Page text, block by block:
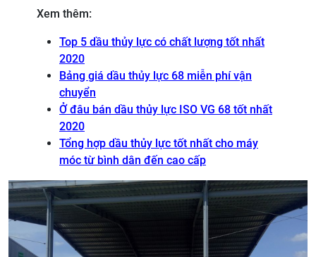
Xem thêm:
Top 5 dầu thủy lực có chất lượng tốt nhất
2020
Bảng giá dầu thủy lực 68 miễn phí vận
chuyển
Ở đâu bán dầu thủy lực ISO VG 68 tốt nhất
2020
Tổng hợp dầu thủy lực tốt nhất cho máy
móc từ bình dân đến cao cấp